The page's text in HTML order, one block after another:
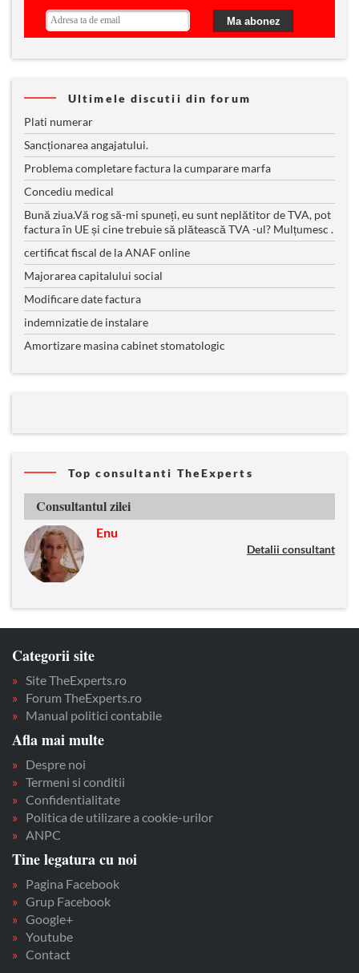
Ultimele discutii din forum
Plati numerar
Sancționarea angajatului.
Problema completare factura la cumparare marfa
Concediu medical
Bună ziua.Vă rog să-mi spuneți, eu sunt neplătitor de TVA, pot
factura în UE și cine trebuie să plătească TVA -ul? Mulțumesc .
certificat fiscal de la ANAF online
Majorarea capitalului social
Modificare date factura
indemnizatie de instalare
Amortizare masina cabinet stomatologic
Top consultanti TheExperts
Consultantul zilei
Enu
Detalii consultant
Categorii site
Site TheExperts.ro
Forum TheExperts.ro
Manual politici contabile
Afla mai multe
Despre noi
Termeni si conditii
Confidentialitate
Politica de utilizare a cookie-urilor
ANPC
Tine legatura cu noi
Pagina Facebook
Grup Facebook
Google+
Youtube
Contact